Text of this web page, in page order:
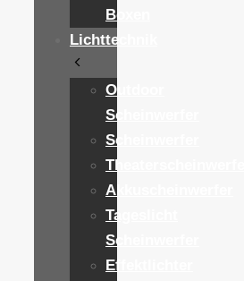
Boxen
Lichttechnik
Outdoor
Scheinwerfer
Scheinwerfer
Theaterscheinwerfer
Akkuscheinwerfer
Tageslicht
Scheinwerfer
Effektlichter